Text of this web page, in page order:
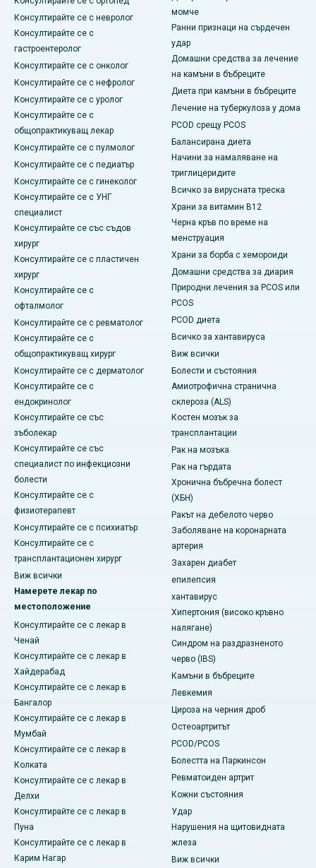
Консултирайте се с невролог
Консултирайте се с
гастроентеролог
Консултирайте се с онколог
Консултирайте се с нефролог
Консултирайте се с уролог
Консултирайте се с
общопрактикуващ лекар
Консултирайте се с пулмолог
Консултирайте се с педиатър
Консултирайте се с гинеколог
Консултирайте се с УНГ
специалист
Консултирайте се със съдов
хирург
Консултирайте се с пластичен
хирург
Консултирайте се с
офталмолог
Консултирайте се с ревматолог
Консултирайте се с
общопрактикуващ хирург
Консултирайте се с дерматолог
Консултирайте се с
ендокринолог
Консултирайте се със
зъболекар
Консултирайте се със
специалист по инфекциозни
болести
Консултирайте се с
физиотерапевт
Консултирайте се с психиатър
Консултирайте се с
трансплантационен хирург
Виж всички
Намерете лекар по
местоположение
Консултирайте се с лекар в
Ченай
Консултирайте се с лекар в
Хайдерабад
Консултирайте се с лекар в
Бангалор
Консултирайте се с лекар в
Мумбай
Консултирайте се с лекар в
Колката
Консултирайте се с лекар в
Делхи
Консултирайте се с лекар в
Пуна
Консултирайте се с лекар в
Карим Нагар
момче
Ранни признаци на сърдечен
удар
Домашни средства за лечение
на камъни в бъбреците
Диета при камъни в бъбреците
Лечение на туберкулоза у дома
PCOD срещу PCOS
Балансирана диета
Начини за намаляване на
триглицеридите
Всичко за вирусната треска
Храни за витамин B12
Черна кръв по време на
менструация
Храни за борба с хемороиди
Домашни средства за диария
Природни лечения за PCOS или
PCOS
PCOD диета
Всичко за хантавируса
Виж всички
Болести и състояния
Амиотрофична странична
склероза (ALS)
Костен мозък за
трансплантации
Рак на мозъка
Рак на гърдата
Хронична бъбречна болест
(ХБН)
Ракът на дебелото черво
Заболяване на коронарната
артерия
Захарен диабет
епилепсия
хантавирус
Хипертония (високо кръвно
налягане)
Синдром на раздразненото
черво (IBS)
Камъни в бъбреците
Левкемия
Цироза на черния дроб
Остеоартритът
PCOD/PCOS
Болестта на Паркинсон
Ревматоиден артрит
Кожни състояния
Удар
Нарушения на щитовидната
жлеза
Виж всички